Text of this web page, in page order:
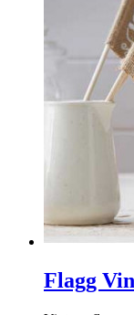
Mr &
En touch av
vimpelen i